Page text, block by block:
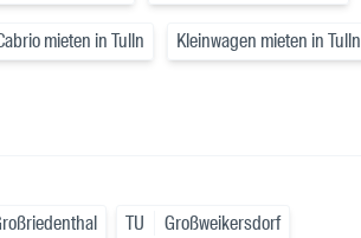
mieten in Tulln Kleinwagen mieten in Tulln
TU Großweikersdorf